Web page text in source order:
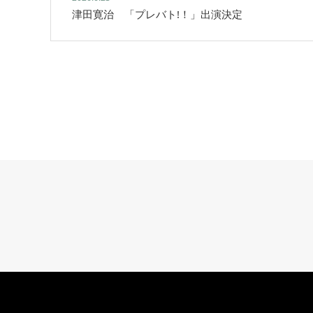
津田寛治 「プレバト!！」出演決定